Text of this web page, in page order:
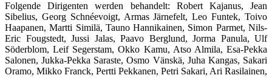
Folgende Dirigenten werden behandelt: Robert Kajanus, Jean
Sibelius, Georg Schnéevoigt, Armas Järnefelt, Leo Funtek, Toivo
Haapanen, Martti Similä, Tauno Hannikainen, Simon Parmet, Nils-
Eric Fougstedt, Jussi Jalas, Paavo Berglund, Jorma Panula, Ulf
Söderblom, Leif Segerstam, Okko Kamu, Atso Almila, Esa-Pekka
Salonen, Jukka-Pekka Saraste, Osmo Vänskä, Juha Kangas, Sakari
Oramo, Mikko Franck, Pertti Pekkanen, Petri Sakari, Ari Rasilainen,